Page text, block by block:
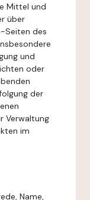
Mittel und
über
Seiten des
und
oder
der
Verwaltung
im
Name,